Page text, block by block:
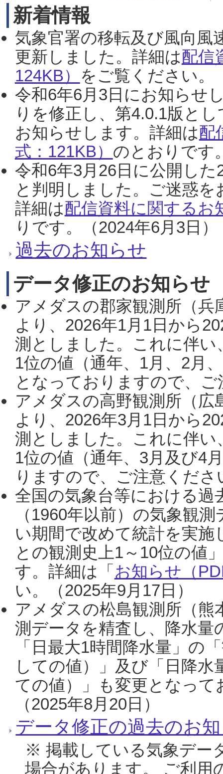
新着情報
気象官署の移転及び風向風
更新しました。詳細は配信
124KB） をご覧ください。
令和6年6月3日にお知らせ
りを修正し、第4.0.1版と
お知らせします。詳細は配
式：121KB） のとおりです
令和6年3月26日に公開し
と判明しました。ご迷惑
詳細は配信資料に関するお
りです。（2024年6月3日）
過去のお知らせ
データ修正のお知らせ
アメダスの郡家観測所（
より、2026年1月1日から
測としました。これに伴い
1位の値（通年、1月、2月
となっておりますので、
アメダスの高野観測所（
より、2026年3月1日から
測としました。これに伴い
1位の値（通年、3月及び4
りますので、ご注意くだ
全国の気象台等における過
（1960年以前）の気象観
い期間で改めて統計を実
との観測史上1～10位の値
す。詳細は「 お知らせ（
い。（2025年9月17日）
アメダスの松島観測所（熊
測データを精査し、降水
「日最大1時間降水量」の
しての値）」及び「日降
ての値）」も変更となっ
（2025年8月20日）
データ修正の過去のお
※ 掲載している気象デー
場合があります。 ご利用